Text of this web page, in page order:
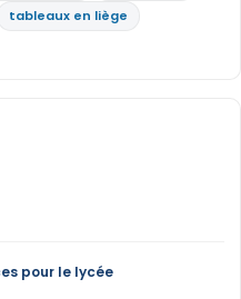
tableaux en liège
pour le lycée